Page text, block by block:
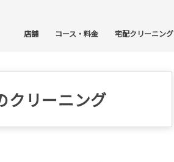
店舗 コース・料金 宅配クリーニング
クリーニング